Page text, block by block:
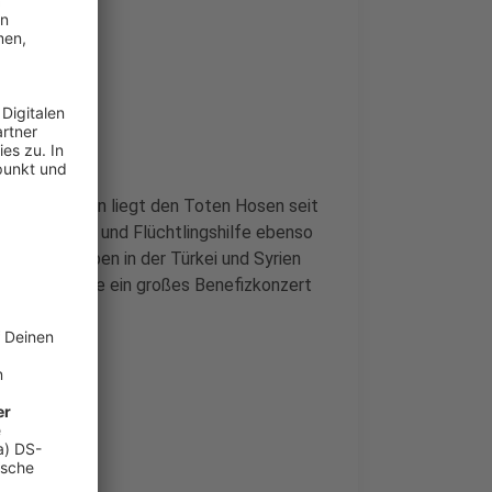
Lagen liegt den Toten Hosen seit
und Flüchtlingshilfe ebenso
Erdbeben in der Türkei und Syrien
Tage ein großes Benefizkonzert